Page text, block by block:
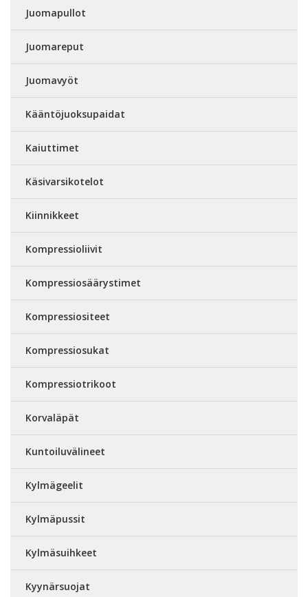
Juomapullot
Juomareput
Juomavyöt
Kääntöjuoksupaidat
Kaiuttimet
Käsivarsikotelot
Kiinnikkeet
Kompressioliivit
Kompressiosäärystimet
Kompressiositeet
Kompressiosukat
Kompressiotrikoot
Korvaläpät
Kuntoiluvälineet
Kylmägeelit
Kylmäpussit
Kylmäsuihkeet
Kyynärsuojat